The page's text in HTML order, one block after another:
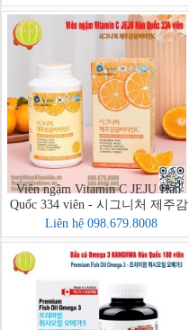
Viên ngậm Vitamin C JEJU Hàn
Quốc 334 viên - 시그니처 제주감
귤비타민C
Liên hệ 098.679.8008